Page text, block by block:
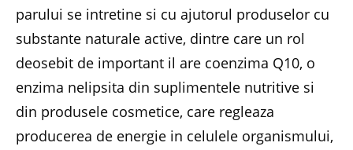
parului se intretine si cu ajutorul produselor cu
substante naturale active, dintre care un rol
deosebit de important il are coenzima Q10, o
enzima nelipsita din suplimentele nutritive si
din produsele cosmetice, care regleaza
producerea de energie in celulele organismului,